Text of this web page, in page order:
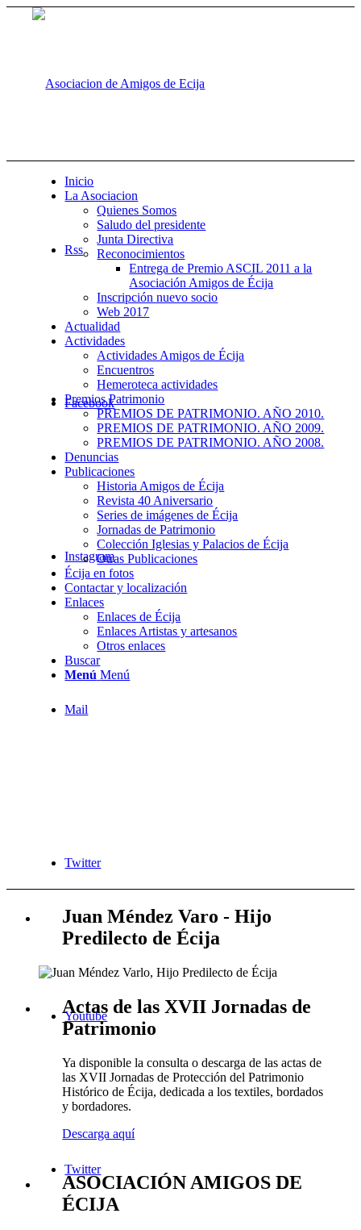
Rss
Facebook
Instagram
Mail
Twitter
Youtube
Twitter
Inicio
La Asociacion
Quienes Somos
Saludo del presidente
Junta Directiva
Reconocimientos
Entrega de Premio ASCIL 2011 a la
Asociación Amigos de Écija
Inscripción nuevo socio
Web 2017
Actualidad
Actividades
Actividades Amigos de Écija
Encuentros
Hemeroteca actividades
Premios Patrimonio
PREMIOS DE PATRIMONIO. AÑO 2010.
PREMIOS DE PATRIMONIO. AÑO 2009.
PREMIOS DE PATRIMONIO. AÑO 2008.
Denuncias
Publicaciones
Historia Amigos de Écija
Revista 40 Aniversario
Series de imágenes de Écija
Jornadas de Patrimonio
Colección Iglesias y Palacios de Écija
Otras Publicaciones
Écija en fotos
Contactar y localización
Enlaces
Enlaces de Écija
Enlaces Artistas y artesanos
Otros enlaces
Buscar
Menú Menú
Juan Méndez Varo - Hijo
Predilecto de Écija
Actas de las XVII Jornadas de
Patrimonio
Ya disponible la consulta o descarga de las actas de
las XVII Jornadas de Protección del Patrimonio
Histórico de Écija, dedicada a los textiles, bordados
y bordadores.
Descarga aquí
ASOCIACIÓN AMIGOS DE
ÉCIJA